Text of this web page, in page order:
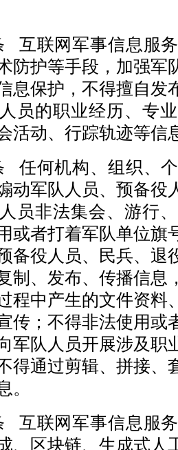
互联网军事信息服
防护等手段，加强军
息保护，不得擅自发
员的职业经历、专
活动、行踪轨迹等信
任何机构、组织、
动军队人员、预备役
员非法集会、游行
或者打着军队单位旗
备役人员、民兵、退
制、发布、传播信息
程中产生的文件资料
传；不得非法使用或
军队人员开展涉及职
得通过剪辑、拼接、
。
互联网军事信息服
、区块链、生成式人